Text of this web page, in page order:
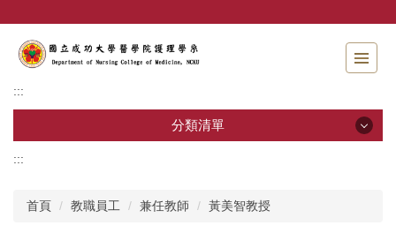
主
內
:::
分類清單
招生資訊
:::
首頁 教職員工 兼任教師 黃美智教授